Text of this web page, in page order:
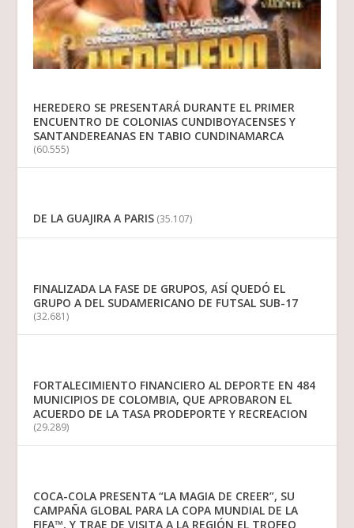
HEREDERO SE PRESENTARÁ DURANTE EL PRIMER
ENCUENTRO DE COLONIAS CUNDIBOYACENSES Y
SANTANDEREANAS EN TABIO CUNDINAMARCA
(60.555)
DE LA GUAJIRA A PARIS (35.107)
FINALIZADA LA FASE DE GRUPOS, ASÍ QUEDÓ EL
GRUPO A DEL SUDAMERICANO DE FUTSAL SUB-17
(32.681)
FORTALECIMIENTO FINANCIERO AL DEPORTE EN 484
MUNICIPIOS DE COLOMBIA, QUE APROBARON EL
ACUERDO DE LA TASA PRODEPORTE Y RECREACION
(29.289)
COCA-COLA PRESENTA “LA MAGIA DE CREER”, SU
CAMPAÑA GLOBAL PARA LA COPA MUNDIAL DE LA
FIFA™, Y TRAE DE VISITA A LA REGIÓN EL TROFEO